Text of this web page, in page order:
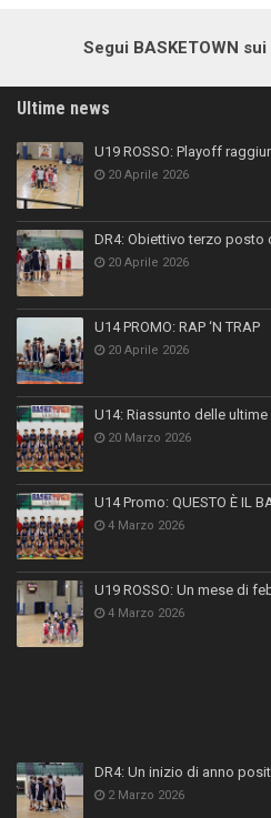
Segui BASKETOWN
Ultime news
U19 ROSSO: Playoff
20 Aprile 2026
DR4: Obiettivo terzo posto
20 Aprile 2026
U14 PROMO: RAP ‘N TRAP
20 Aprile 2026
U14: Riassunto delle ultime
20 Marzo 2026
U14 Promo: QUESTO È IL
4 Marzo 2026
U19 ROSSO: Un mese di
4 Marzo 2026
DR4: Un inizio di anno
2 Marzo 2026